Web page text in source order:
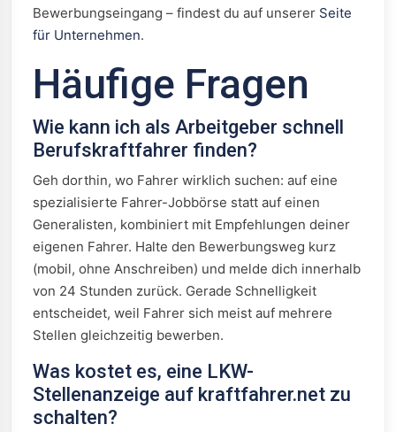
Bewerbungseingang – findest du auf unserer Seite
für Unternehmen.
Häufige Fragen
Wie kann ich als Arbeitgeber schnell
Berufskraftfahrer finden?
Geh dorthin, wo Fahrer wirklich suchen: auf eine
spezialisierte Fahrer-Jobbörse statt auf einen
Generalisten, kombiniert mit Empfehlungen deiner
eigenen Fahrer. Halte den Bewerbungsweg kurz
(mobil, ohne Anschreiben) und melde dich innerhalb
von 24 Stunden zurück. Gerade Schnelligkeit
entscheidet, weil Fahrer sich meist auf mehrere
Stellen gleichzeitig bewerben.
Was kostet es, eine LKW-
Stellenanzeige auf kraftfahrer.net zu
schalten?